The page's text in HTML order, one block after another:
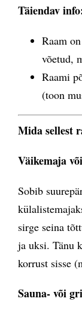
Täiendav
Raam
võetud,
Raami
(toon
Mida sellest
Väikemaja võ
Sobib
sirge seina
ja uksi. Tänu
korrust sisse
Sauna- või